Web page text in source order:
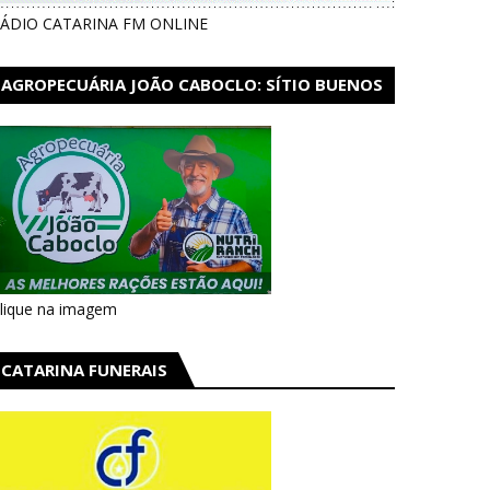
CATARINA FM ONLINE
AGROPECUÁRIA JOÃO CABOCLO: SÍTIO BUENOS
na imagem
CATARINA FUNERAIS